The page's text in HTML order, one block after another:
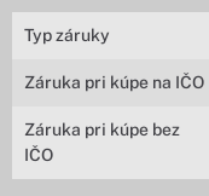
Typ záruky
Záruka pri kúpe na IČO
Záruka pri kúpe bez
IČO